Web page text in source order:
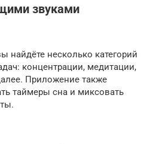
звуками
найдёте несколько категорий
концентрации, медитации,
Приложение также
таймеры сна и миксовать